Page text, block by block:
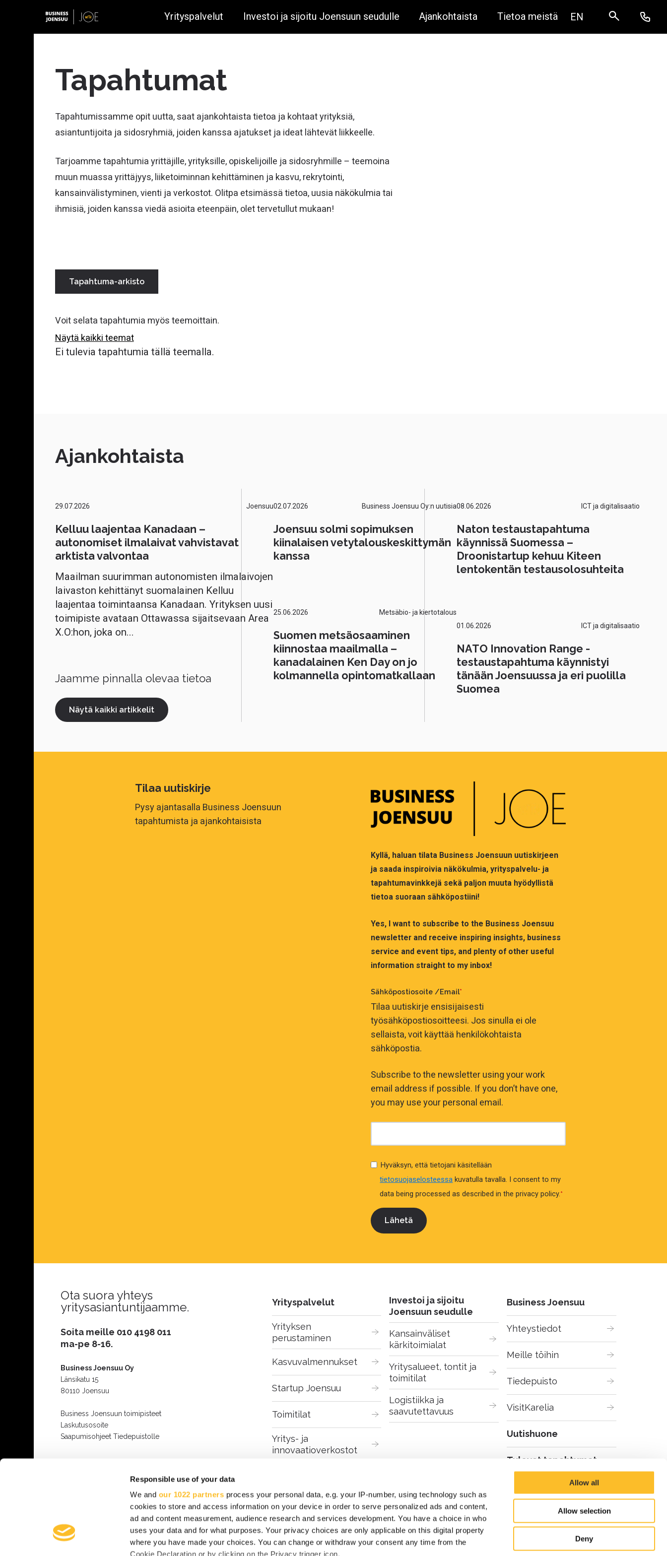
Responsible use of your data
We and our 1022 partners process your personal data, e.g. your IP-number, using technology such as
cookies to store and access information on your device in order to serve personalized ads and content,
ad and content measurement, audience research and services development. You have a choice in who
uses your data and for what purposes. Your privacy choices are only applicable on this digital property
where you have made your choices. You can change or withdraw your consent any time from the
Cookie Declaration or by clicking on the Privacy trigger icon.
Allow all
Allow selection
Deny
Yrityspalvelut
Yrityksen perustaminen
Joensuu startupeille
Rahoitusneuvonta
Yrityskauppa ja omistajanvaihdos
Pohjois-Karjalan Yrityskummit ja
Investoi ja sijoitu Joensuun seudulle
Metsäbio- ja kiertotalous
Fotoniikka
Digitaalinen rajaturvallisuus
Mineraali- ja kaivannaisala
Vihreä siirtymä ja energia
Metalli- ja muoviteollisuus
Ajankohtaista Tietoa meistä
Avoimet työpaikat
EN
Tapahtumat
Tapahtumissamme opit uutta, saat ajankohtaista tietoa ja kohtaat yrityksiä,
asiantuntijoita ja sidosryhmiä, joiden kanssa ajatukset ja ideat lähtevät liikkeelle.
Tarjoamme tapahtumia yrittäjille, yrityksille, opiskelijoille ja sidosryhmille – teemoina
muun muassa yrittäjyys, liiketoiminnan kehittäminen ja kasvu, rekrytointi,
kansainvälistyminen, vienti ja verkostot. Olitpa etsimässä tietoa, uusia näkökulmia tai
ihmisiä, joiden kanssa viedä asioita eteenpäin, olet tervetullut mukaan!
Tapahtuma-arkisto
Voit selata tapahtumia myös teemoittain.
Näytä kaikki teemat
Ei tulevia tapahtumia tällä teemalla.
Ajankohtaista
29.07.2026 Joensuu
Kelluu laajentaa Kanadaan –
autonomiset ilmalaivat vahvistavat
arktista valvontaa
Maailman suurimman autonomisten ilmalaivojen
laivaston kehittänyt suomalainen Kelluu
laajentaa toimintaansa Kanadaan. Yrityksen uusi
toimipiste avataan Ottawassa sijaitsevaan Area
X.O:hon, joka on...
Jaamme pinnalla olevaa tietoa
Näytä kaikki artikkelit
02.07.2026 Business Joensuu Oy:n uutisia
Joensuu solmi sopimuksen
kiinalaisen vetytalouskeskittymän
kanssa
25.06.2026 Metsäbio- ja kiertotalous
Suomen metsäosaaminen
kiinnostaa maailmalla –
kanadalainen Ken Day on jo
kolmannella opintomatkallaan
08.06.2026 ICT ja digitalisaatio
Naton testaustapahtuma
käynnissä Suomessa –
Droonistartup kehuu Kiteen
lentokentän testausolosuhteita
01.06.2026 ICT ja digitalisaatio
NATO Innovation Range -
testaustapahtuma käynnistyi
tänään Joensuussa ja eri puolilla
Suomea
Tilaa uutiskirje
Pysy ajantasalla Business Joensuun
tapahtumista ja ajankohtaisista
Kyllä, haluan tilata Business Joensuun uutiskirjeen
ja saada inspiroivia näkökulmia, yrityspalvelu- ja
tapahtumavinkkejä sekä paljon muuta hyödyllistä
tietoa suoraan sähköpostiini!
Yes, I want to subscribe to the Business Joensuu
newsletter and receive inspiring insights, business
service and event tips, and plenty of other useful
information straight to my inbox!
Sähköpostiosoite /Email*
Tilaa uutiskirje ensisijaisesti
työsähköpostiosoitteesi. Jos sinulla ei ole
sellaista, voit käyttää henkilökohtaista
sähköpostia.
Subscribe to the newsletter using your work
email address if possible. If you don’t have one,
you may use your personal email.
Hyväksyn, että tietojani käsitellään
tietosuojaselosteessa kuvatulla tavalla.
I consent to my
data being processed as described in the privacy policy.*
Ota suora yhteys
yritysasiantuntijaamme.
Soita meille 010 4198 011
ma-pe 8-16.
Business Joensuu Oy
Länsikatu 15
80110 Joensuu
Business Joensuun toimipisteet
Laskutusosoite
Saapumisohjeet Tiedepuistolle
Yrityspalvelut
Yrityksen
perustaminen
Kasvuvalmennukset
Startup Joensuu
Toimitilat
Yritys- ja
innovaatioverkostot
Investoi ja sijoitu
Joensuun seudulle
Kansainväliset
kärkitoimialat
Yritysalueet, tontit ja
toimitilat
Logistiikka ja
saavutettavuus
Business Joensuu
Yhteystiedot
Meille töihin
Tiedepuisto
VisitKarelia
Uutishuone
Tulevat tapahtumat